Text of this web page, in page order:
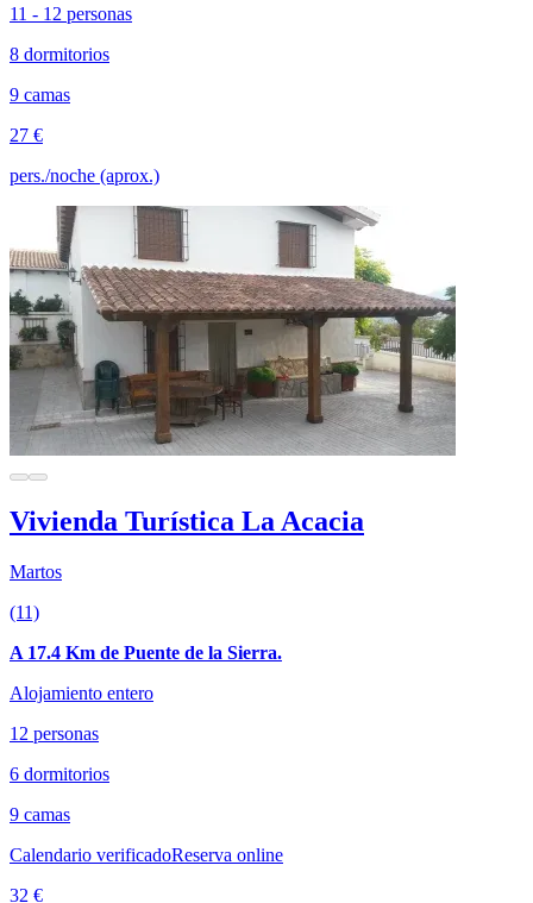
11 - 12 personas
8 dormitorios
9 camas
27 €
pers./noche (aprox.)
Vivienda Turística La Acacia
Martos
(11)
A 17.4 Km de Puente de la Sierra.
Alojamiento entero
12 personas
6 dormitorios
9 camas
Calendario verificadoReserva online
32 €